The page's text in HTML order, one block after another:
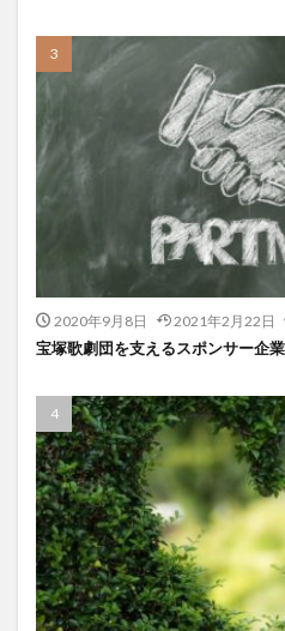
2020年9月8日 2021年2月22日
宝塚歌劇団を支えるスポンサー企